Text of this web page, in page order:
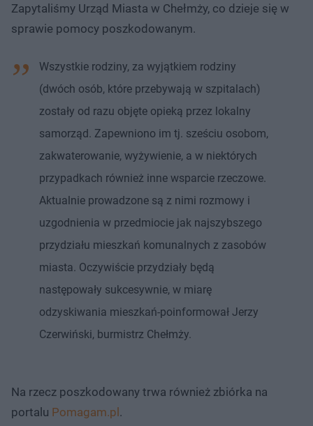
Zapytaliśmy Urząd Miasta w Chełmży, co dzieje się w
sprawie pomocy poszkodowanym.
Wszystkie rodziny, za wyjątkiem rodziny
(dwóch osób, które przebywają w szpitalach)
zostały od razu objęte opieką przez lokalny
samorząd. Zapewniono im tj. sześciu osobom,
zakwaterowanie, wyżywienie, a w niektórych
przypadkach również inne wsparcie rzeczowe.
Aktualnie prowadzone są z nimi rozmowy i
uzgodnienia w przedmiocie jak najszybszego
przydziału mieszkań komunalnych z zasobów
miasta. Oczywiście przydziały będą
następowały sukcesywnie, w miarę
odzyskiwania mieszkań-poinformował Jerzy
Czerwiński, burmistrz Chełmży.
Na rzecz poszkodowany trwa również zbiórka na
portalu Pomagam.pl.